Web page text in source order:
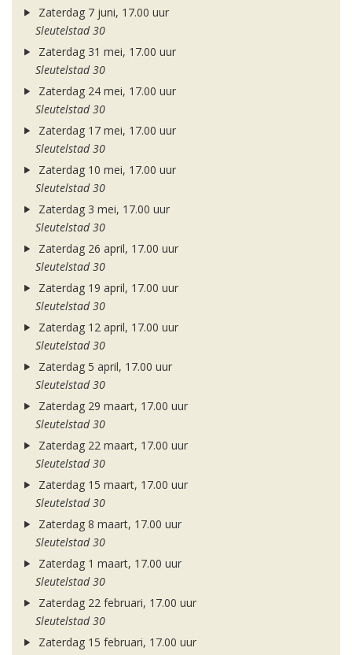
Zaterdag 7 juni, 17.00 uur
Sleutelstad 30
Zaterdag 31 mei, 17.00 uur
Sleutelstad 30
Zaterdag 24 mei, 17.00 uur
Sleutelstad 30
Zaterdag 17 mei, 17.00 uur
Sleutelstad 30
Zaterdag 10 mei, 17.00 uur
Sleutelstad 30
Zaterdag 3 mei, 17.00 uur
Sleutelstad 30
Zaterdag 26 april, 17.00 uur
Sleutelstad 30
Zaterdag 19 april, 17.00 uur
Sleutelstad 30
Zaterdag 12 april, 17.00 uur
Sleutelstad 30
Zaterdag 5 april, 17.00 uur
Sleutelstad 30
Zaterdag 29 maart, 17.00 uur
Sleutelstad 30
Zaterdag 22 maart, 17.00 uur
Sleutelstad 30
Zaterdag 15 maart, 17.00 uur
Sleutelstad 30
Zaterdag 8 maart, 17.00 uur
Sleutelstad 30
Zaterdag 1 maart, 17.00 uur
Sleutelstad 30
Zaterdag 22 februari, 17.00 uur
Sleutelstad 30
Zaterdag 15 februari, 17.00 uur